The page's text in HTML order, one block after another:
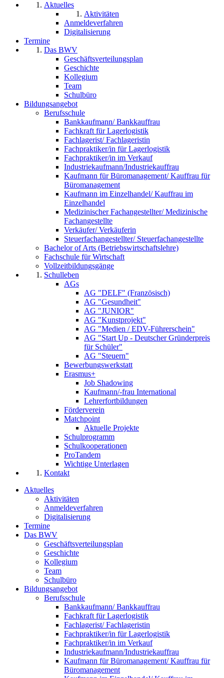
Aktuelles
Aktivitäten
Anmeldeverfahren
Digitalisierung
Termine
Das BWV
Geschäftsverteilungsplan
Geschichte
Kollegium
Team
Schulbüro
Bildungsangebot
Berufsschule
Bankkaufmann/ Bankkauffrau
Fachkraft für Lagerlogistik
Fachlagerist/ Fachlageristin
Fachpraktiker/in für Lagerlogistik
Fachpraktiker/in im Verkauf
Industriekaufmann/Industriekauffrau
Kaufmann für Büromanagement/ Kauffrau für
Büromanagement
Kaufmann im Einzelhandel/ Kauffrau im
Einzelhandel
Medizinischer Fachangestellter/ Medizinische
Fachangestellte
Verkäufer/ Verkäuferin
Steuerfachangestellter/ Steuerfachangestellte
Bachelor of Arts (Betriebswirtschaftslehre)
Fachschule für Wirtschaft
Vollzeitbildungsgänge
Schulleben
AGs
AG "DELF" (Französisch)
AG "Gesundheit"
AG "JUNIOR"
AG "Kunstprojekt"
AG "Medien / EDV-Führerschein"
AG "Start Up - Deutscher Gründerpreis
für Schüler"
AG "Steuern"
Bewerbungswerkstatt
Erasmus+
Job Shadowing
Kaufmann/-frau International
Lehrerfortbildungen
Förderverein
Matchpoint
Aktuelle Projekte
Schulprogramm
Schulkooperationen
ProTandem
Wichtige Unterlagen
Kontakt
Aktuelles
Aktivitäten
Anmeldeverfahren
Digitalisierung
Termine
Das BWV
Geschäftsverteilungsplan
Geschichte
Kollegium
Team
Schulbüro
Bildungsangebot
Berufsschule
Bankkaufmann/ Bankkauffrau
Fachkraft für Lagerlogistik
Fachlagerist/ Fachlageristin
Fachpraktiker/in für Lagerlogistik
Fachpraktiker/in im Verkauf
Industriekaufmann/Industriekauffrau
Kaufmann für Büromanagement/ Kauffrau für
Büromanagement